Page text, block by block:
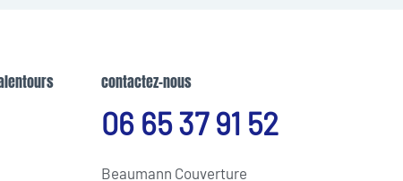
contactez-nous
06 65 37 91 52
Beaumann Couverture